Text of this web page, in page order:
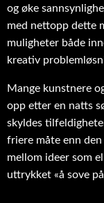
og øke
med nettopp dette
muligheter både
kreativ
Mange kunstnere
opp etter en natts
skyldes
friere måte enn
mellom ideer som
uttrykket «å sove